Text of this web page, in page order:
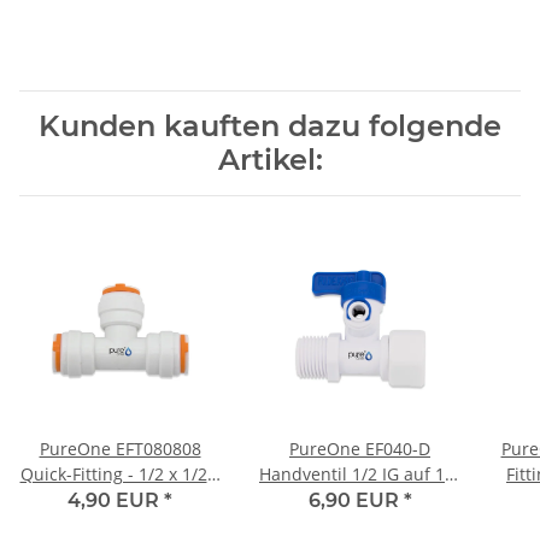
Kunden kauften dazu folgende
Artikel:
PureOne EFT080808
Quick-Fitting - 1/2 x 1/2 x
1/2 Zoll Schlauch | T-
4,90 EUR *
PureOne EF040-D
Handventil 1/2 IG auf 1/2
AG Zoll auf 1/4 Zoll
6,90 EUR *